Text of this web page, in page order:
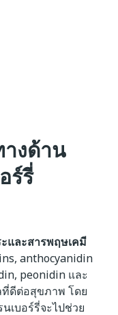
12
ยม
งด้าน
ร์รี่
และสารพฤษเคมี
anthocyanidin
peonidin และ
ดีต่อสุขภาพ โดย
เบอร์รี่จะไปช่วย